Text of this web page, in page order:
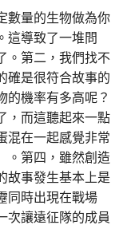
數量的生物做為你
這導致了一堆問
。第二，我們找不
確是很符合故事的
的機率有多高呢？
，而這聽起來一點
混在一起感覺非常
。第四，雖然創造
故事發生基本上是
同時出現在戰場
次讓遠征隊的成員